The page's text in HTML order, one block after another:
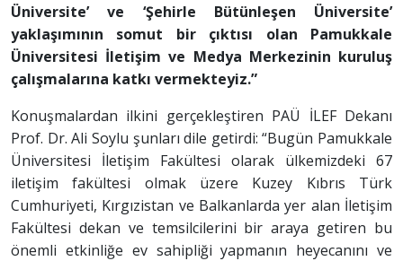
Üniversite’ ve ‘Şehirle Bütünleşen Üniversite’
yaklaşımının somut bir çıktısı olan Pamukkale
Üniversitesi İletişim ve Medya Merkezinin kuruluş
çalışmalarına katkı vermekteyiz.”
Konuşmalardan ilkini gerçekleştiren PAÜ İLEF Dekanı
Prof. Dr. Ali Soylu şunları dile getirdi: “Bugün Pamukkale
Üniversitesi İletişim Fakültesi olarak ülkemizdeki 67
iletişim fakültesi olmak üzere Kuzey Kıbrıs Türk
Cumhuriyeti, Kırgızistan ve Balkanlarda yer alan İletişim
Fakültesi dekan ve temsilcilerini bir araya getiren bu
önemli etkinliğe ev sahipliği yapmanın heyecanını ve